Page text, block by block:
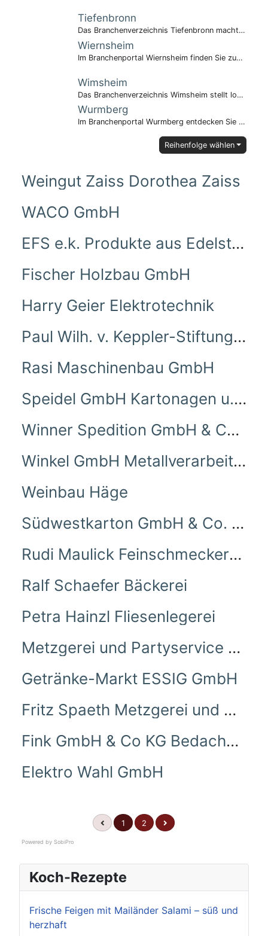
Tiefenbronn
Das Branchenverzeichnis Tiefenbronn macht regionale Unternehmen sichtbar.
Wiernsheim
Im Branchenportal Wiernsheim finden Sie zuverlässige Betriebe.
Wimsheim
Das Branchenverzeichnis Wimsheim stellt lokale Anbieter vor.
Wurmberg
Im Branchenportal Wurmberg entdecken Sie regionale Vielfalt.
Reihenfolge wählen
Weingut Zaiss Dorothea Zaiss
WACO GmbH
EFS e.k. Produkte aus Edelstahl
Fischer Holzbau GmbH
Harry Geier Elektrotechnik
Paul Wilh. v. Keppler-Stiftung Seniorenzentrum St. Clara
Rasi Maschinenbau GmbH
Speidel GmbH Kartonagen u. Verpackungen
Winner Spedition GmbH & Co. KG Spedition und Logistik
Winkel GmbH Metallverarbeitung
Weinbau Häge
Südwestkarton GmbH & Co. KG.
Rudi Maulick Feinschmeckerhaus
Ralf Schaefer Bäckerei
Petra Hainzl Fliesenlegerei
Metzgerei und Partyservice Schlee
Getränke-Markt ESSIG GmbH
Fritz Spaeth Metzgerei und Gasthaus Zur Krone
Fink GmbH & Co KG Bedachungen
Elektro Wahl GmbH
1 2
Powered by SobiPro
Koch-Rezepte
Frische Feigen mit Mailänder Salami – süß und
herzhaft